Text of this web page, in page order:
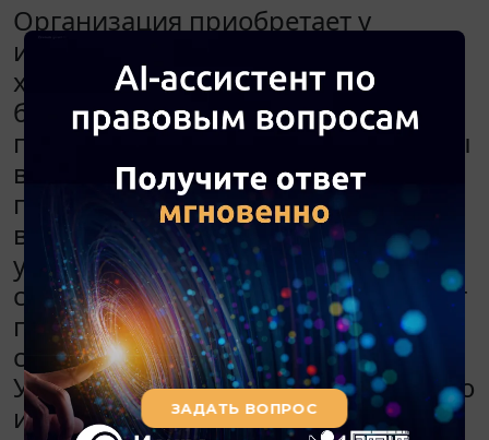
Организация приобретает у
иностранных партнеров услуги
хостинга. Договора в привычной
бумажной форме нет,
предлагаемые условия определены
в размещенной на сайте
поставщика услуг оферте. Актов
выполненных работ (оказанных
услуг), подписываемых двумя
сторонами, нет. Оплата происходит
посредством списания денежных
средств с корпоративной карты.
Учитывая, что договоров несколько
и сроки их действия различны (в